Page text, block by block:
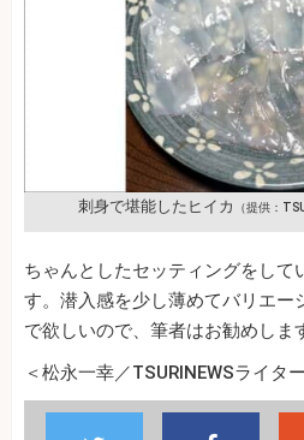
刺身で堪能したヒイカ （提供：
ちゃんとしたセッティングをして
す。潜入感を少し薄めてバリエー
で欲しいので、筆者はお勧めしま
＜松永一幸／TSURINEWSライタ